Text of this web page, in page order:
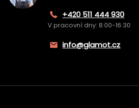
+420 511 444 930
V pracovní dny: 8:00-16:30
info@glamot.cz